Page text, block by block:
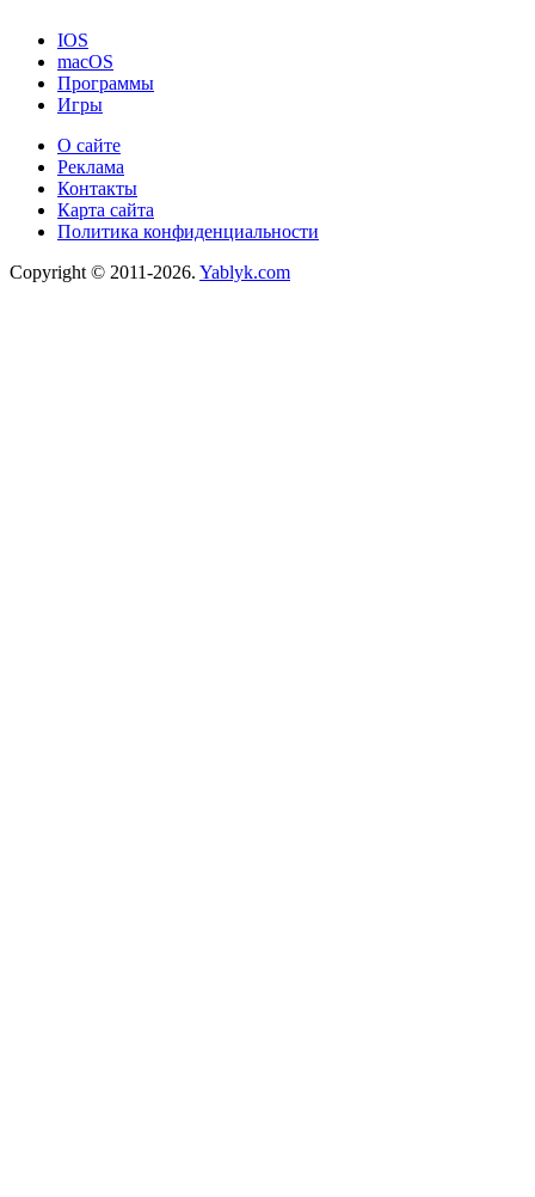
IOS
macOS
Программы
Игры
О сайте
Реклама
Контакты
Карта сайта
Политика конфиденциальности
Copyright © 2011-2026. Yablyk.сom